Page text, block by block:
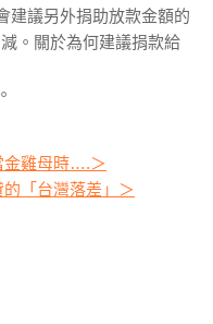
建議另外捐助放款金額的
。關於為何建議捐款給
。
金雞母時….＞
「台灣落差」＞